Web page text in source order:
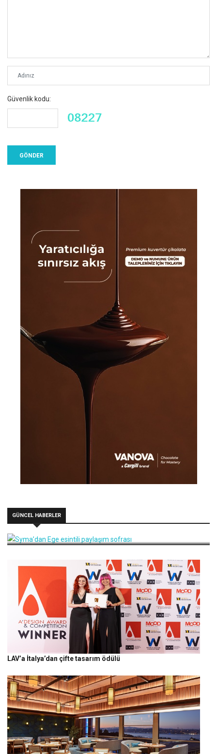
Güvenlik kodu:
GÜNCEL HABERLER
Syma’dan Ege esintili paylaşım sofrası
LAV’a İtalya’dan çifte tasarım ödülü